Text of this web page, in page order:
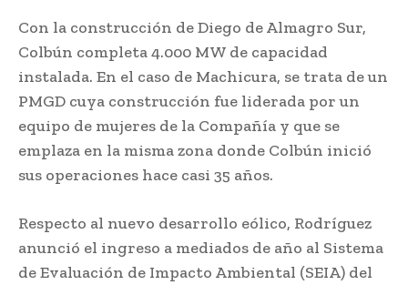
Con la construcción de Diego de Almagro Sur,
Colbún completa 4.000 MW de capacidad
instalada. En el caso de Machicura, se trata de un
PMGD cuya construcción fue liderada por un
equipo de mujeres de la Compañía y que se
emplaza en la misma zona donde Colbún inició
sus operaciones hace casi 35 años.
Respecto al nuevo desarrollo eólico, Rodríguez
anunció el ingreso a mediados de año al Sistema
de Evaluación de Impacto Ambiental (SEIA) del